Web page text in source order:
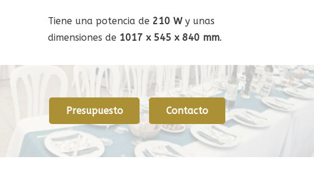
Tiene una potencia de 210 Wy unas
dimensiones de 1017 x 545 x 840 mm.
Presupuesto Contacto